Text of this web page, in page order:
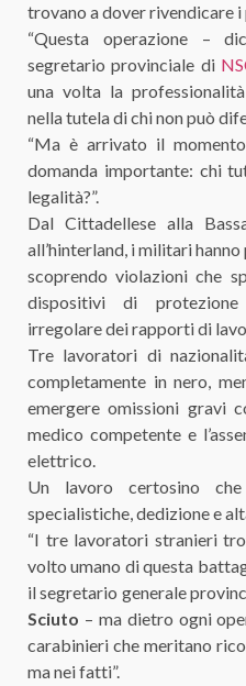
trovano a dover
“Questa operazione –
segretario provinciale di
una volta la
nella tutela di chi non può
“Ma è arrivato il
domanda importante: chi
legalità?”.
Dal Cittadellese alla
all’hinterland, i militari
scoprendo violazioni che
dispositivi di
irregolare dei rapporti di
Tre lavoratori di
completamente in nero,
emergere omissioni gravi
medico competente e
elettrico.
Un lavoro certosino
specialistiche, dedizione e
“I tre lavoratori stranieri
volto umano di questa
il segretario generale
Sciuto – ma dietro ogni
carabinieri che meritano
ma nei fatti”.